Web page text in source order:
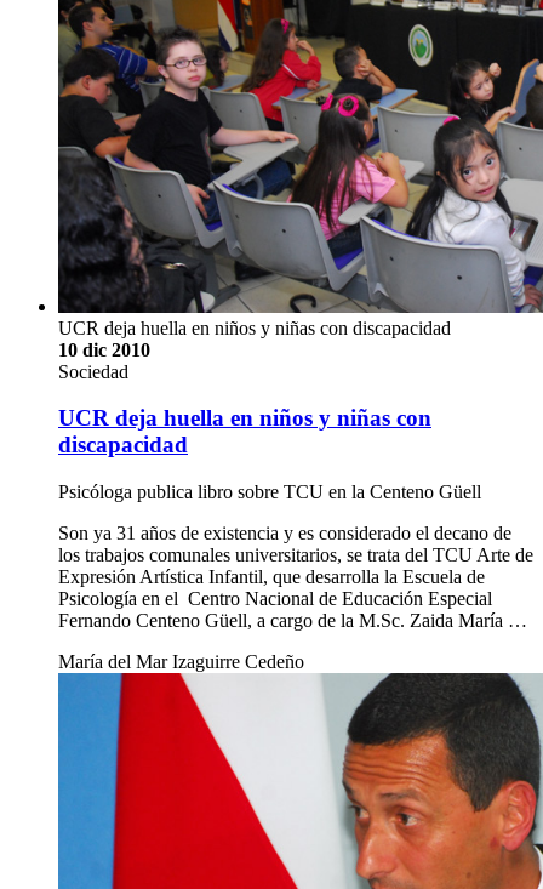
UCR deja huella en niños y niñas con discapacidad
10 dic 2010
Sociedad
UCR deja huella en niños y niñas con
discapacidad
Psicóloga publica libro sobre TCU en la Centeno Güell
Son ya 31 años de existencia y es considerado el decano de
los trabajos comunales universitarios, se trata del TCU Arte de
Expresión Artística Infantil, que desarrolla la Escuela de
Psicología en el Centro Nacional de Educación Especial
Fernando Centeno Güell, a cargo de la M.Sc. Zaida María …
María del Mar Izaguirre Cedeño